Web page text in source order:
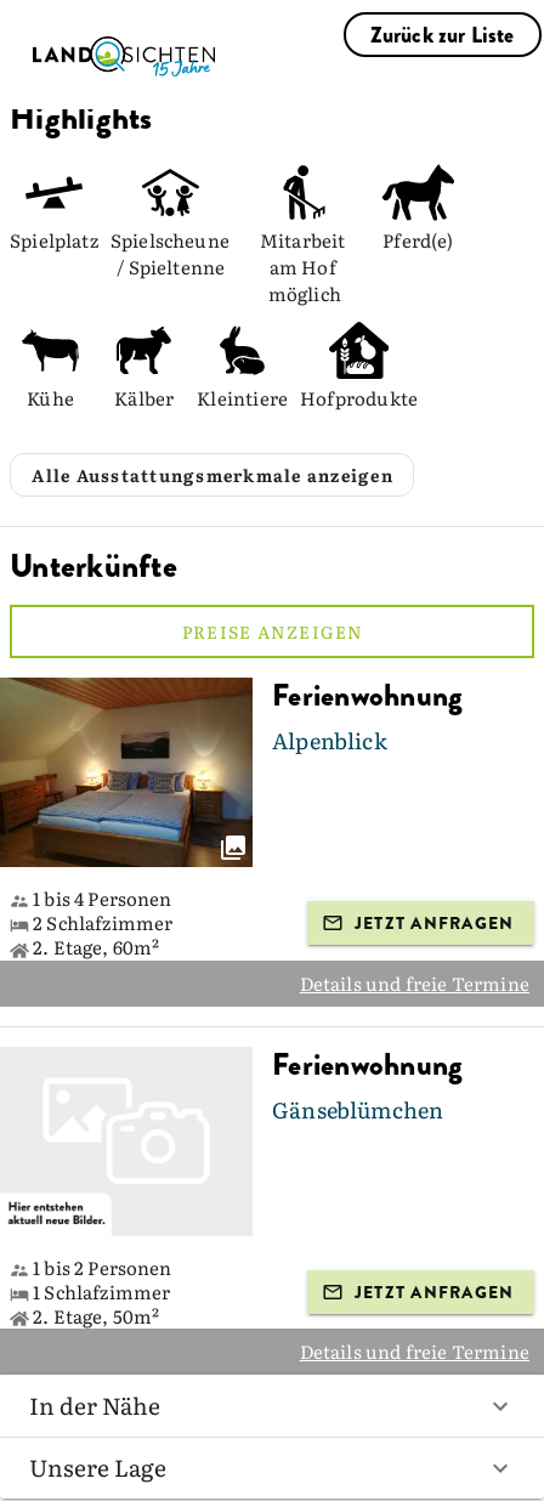
Zurück zur Liste
Highlights
Spielplatz Spielscheune
/ Spieltenne
Mitarbeit
am Hof
möglich
Pferd(e)
Kühe Kälber Kleintiere Hofprodukte
Alle Ausstattungsmerkmale anzeigen
Unterkünfte
PREISE ANZEIGEN
Ferienwohnung
Alpenblick
1 bis 4 Personen
2 Schlafzimmer
2. Etage, 60m²
JETZT ANFRAGEN
Details und freie Termine
Ferienwohnung
Gänseblümchen
1 bis 2 Personen
1 Schlafzimmer
2. Etage, 50m²
JETZT ANFRAGEN
Details und freie Termine
In der Nähe
Unsere Lage